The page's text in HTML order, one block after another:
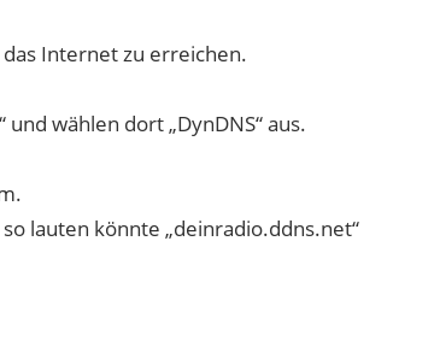
Internet zu erreichen.
wählen dort „DynDNS“ aus.
lauten könnte „deinradio.ddns.net“